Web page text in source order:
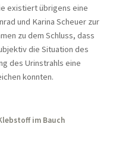
existiert übrigens eine
und Karina Scheuer zur
zu dem Schluss, dass
die Situation des
des Urinstrahls eine
konnten.
im Bauch